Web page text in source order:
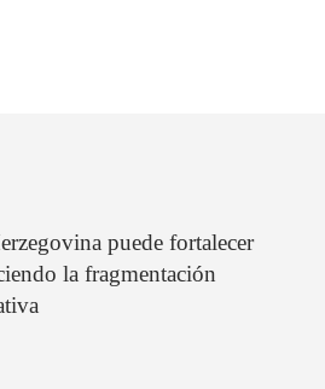
puede fortalecer
la fragmentación